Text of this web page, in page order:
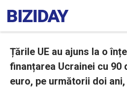
Țările UE au ajuns la o
finanțarea Ucrainei cu 90
euro, pe următorii doi